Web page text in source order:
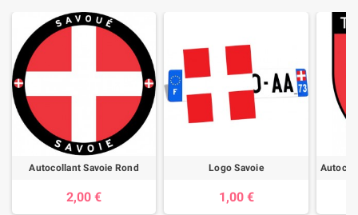
Autocollant Savoie Rond
2,00 €
Logo Savoie
1,00 €